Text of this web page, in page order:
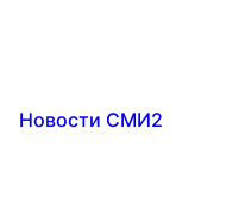
Новости СМИ2